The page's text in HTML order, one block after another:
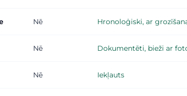
Nē Hronoloģiski, ar
Nē Dokumentēti, bieži ar
Nē Iekļauts